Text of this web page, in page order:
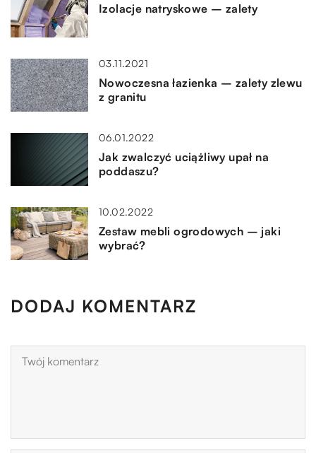
Izolacje natryskowe – zalety
03.11.2021
Nowoczesna łazienka – zalety zlewu
z granitu
06.01.2022
Jak zwalczyć uciążliwy upał na
poddaszu?
10.02.2022
Zestaw mebli ogrodowych – jaki
wybrać?
DODAJ KOMENTARZ